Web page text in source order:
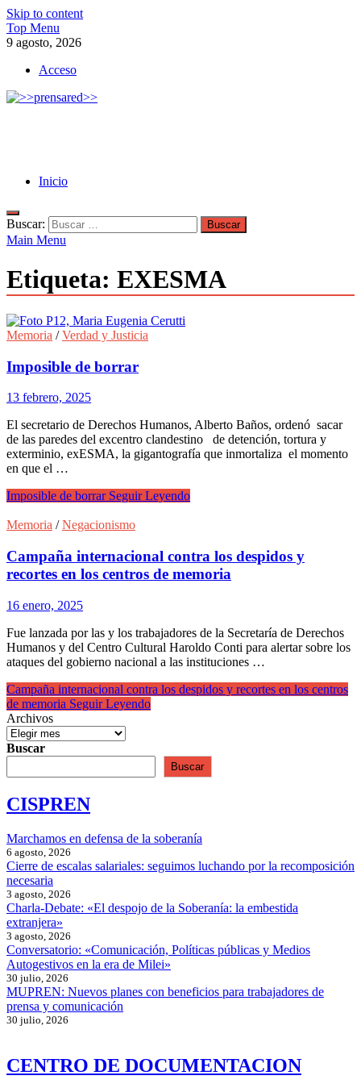
Skip to content
Top Menu
9 agosto, 2026
Acceso
Inicio
Buscar:
Main Menu
Etiqueta: EXESMA
Memoria /Verdad y Justicia
Imposible de borrar
13 febrero, 2025
El secretario de Derechos Humanos, Alberto Baños, ordenó sacar
de las paredes del excentro clandestino de detención, tortura y
exterminio, exESMA, la gigantografía que inmortaliza el momento
en que el …
Imposible de borrarSeguir Leyendo
Memoria /Negacionismo
Campaña internacional contra los despidos y
recortes en los centros de memoria
16 enero, 2025
Fue lanzada por las y los trabajadores de la Secretaría de Derechos
Humanos y del Centro Cultural Haroldo Conti para alertar sobre los
ataques del gobierno nacional a las instituciones …
Campaña internacional contra los despidos y recortes en los centros
de memoria Seguir Leyendo
Archivos
Buscar
Buscar
CISPREN
Marchamos en defensa de la soberanía
6 agosto, 2026
Cierre de escalas salariales: seguimos luchando por la recomposición
necesaria
3 agosto, 2026
Charla-Debate: «El despojo de la Soberanía: la embestida
extranjera»
3 agosto, 2026
Conversatorio: «Comunicación, Políticas públicas y Medios
Autogestivos en la era de Milei»
30 julio, 2026
MUPREN: Nuevos planes con beneficios para trabajadores de
prensa y comunicación
30 julio, 2026
CENTRO DE DOCUMENTACION